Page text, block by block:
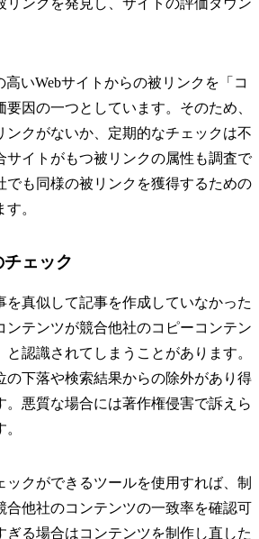
高いWebサイトからの被リンクを「コ
因の一つとしています。そのため、
ンクがないか、定期的なチェックは不
サイトがもつ被リンクの属性も調査で
でも同様の被リンクを獲得するための
。
ェック
を真似して記事を作成していなかった
ンテンツが競合他社のコピーコンテン
認識されてしまうことがあります。
の下落や検索結果からの除外があり得
。悪質な場合には著作権侵害で訴えら
ックができるツールを使用すれば、制
合他社のコンテンツの一致率を確認可
ぎる場合はコンテンツを制作し直した